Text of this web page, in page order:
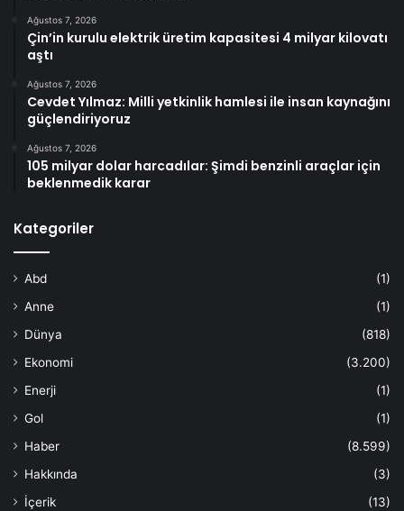
Ağustos 7, 2026
Çin’in kurulu elektrik üretim kapasitesi 4 milyar kilovatı
aştı
Ağustos 7, 2026
Cevdet Yılmaz: Milli yetkinlik hamlesi ile insan kaynağını
güçlendiriyoruz
Ağustos 7, 2026
105 milyar dolar harcadılar: Şimdi benzinli araçlar için
beklenmedik karar
Kategoriler
Abd
(1)
Anne
(1)
Dünya
(818)
Ekonomi
(3.200)
Enerji
(1)
Gol
(1)
Haber
(8.599)
Hakkında
(3)
İçerik
(13)